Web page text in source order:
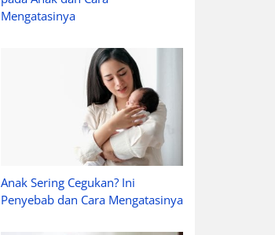
Mengatasinya
Anak Sering Cegukan? Ini
Penyebab dan Cara Mengatasinya